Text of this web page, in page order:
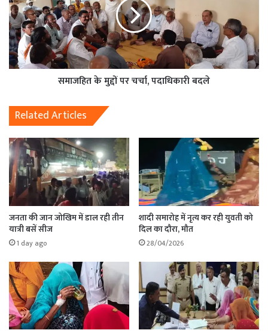
समाजहित के मुद्दों पर चर्चा, पदाधिकारी बदले
Related Articles
जनता की जान जोखिम में डाल रही तीन
यात्री बसें सीज
1 day ago
शादी समारोह में नृत्य कर रही युवती को
दिल का दौरा, मौत
28/04/2026